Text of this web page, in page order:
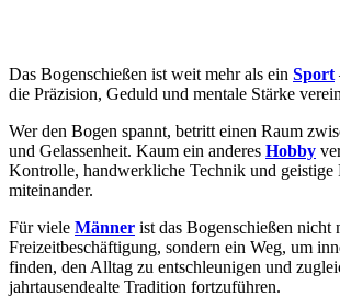
Das Bogenschießen ist weit mehr als ein Sport
die Präzision, Geduld und mentale Stärke
Wer den Bogen spannt, betritt einen Raum
und Gelassenheit. Kaum ein anderes Hobby
Kontrolle, handwerkliche Technik und geistige
miteinander.
Für viele Männer ist das Bogenschießen nicht
Freizeitbeschäftigung, sondern ein Weg, um
finden, den Alltag zu entschleunigen und
jahrtausendealte Tradition fortzuführen.